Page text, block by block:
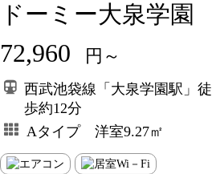
ドーミー大泉学園
72,960 円～
西武池袋線「大泉学園駅」徒
歩約12分
Aタイプ 洋室9.27㎡